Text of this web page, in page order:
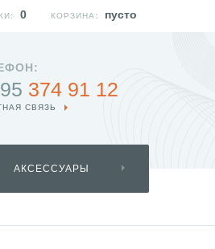
374 91 12
СВЯЗЬ
АКСЕССУАРЫ
КОРЗИНА: пусто
0